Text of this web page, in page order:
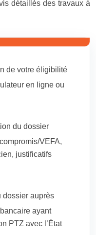
détaillés des travaux à
de votre éligibilité
en ligne ou
du dossier
VEFA,
justificatifs
dossier auprès
ayant
PTZ avec l’État